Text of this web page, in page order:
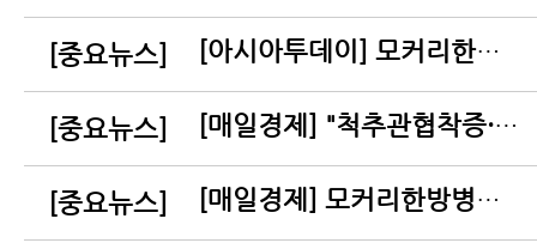
[중요뉴스] [아시아투데이] 모커리한방병원, 복지부 ‘한방 척추전문병원’ 재지정
[중요뉴스] [매일경제] "척추관협착증·디스크 무엇이든 물어보세요"
[중요뉴스] [매일경제] 모커리한방병원, 한방병원 최초 유튜브 구독자 15만 돌파